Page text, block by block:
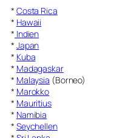
* Costa Rica
* Hawaii
* Indien
* Japan
* Kuba
* Madagaskar
* Malaysia (Borneo)
* Marokko
* Mauritius
* Namibia
* Seychellen